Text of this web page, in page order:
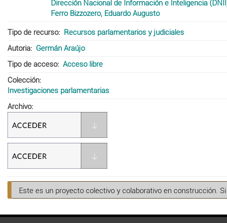
Dirección Nacional de Información e Inteligencia
Ferro Bizzozero, Eduardo Augusto
Tipo de recurso
Recursos parlamentarios y judiciales
Autoria
Germán Araújo
Tipo de acceso
Acceso libre
Colección
Investigaciones parlamentarias
Archivo
Este es un proyecto colectivo y colaborativo en construcción.